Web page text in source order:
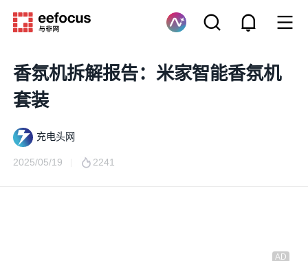
香氛机拆解报告：米家智能香氛机
套装
充电头网
2025/05/19 2241